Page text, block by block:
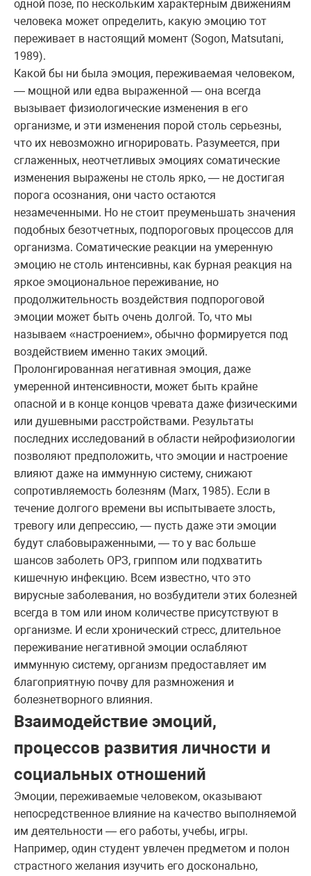
одной позе, по нескольким характерным движениям
человека может определить, какую эмоцию тот
переживает в настоящий момент (Sogon, Matsutani,
1989).
Какой бы ни была эмоция, переживаемая человеком,
— мощной или едва выраженной — она всегда
вызывает физиологические изменения в его
организме, и эти изменения порой столь серьезны,
что их невозможно игнорировать. Разумеется, при
сглаженных, неотчетливых эмоциях соматические
изменения выражены не столь ярко, — не достигая
порога осознания, они часто остаются
незамеченными. Но не стоит преуменьшать значения
подобных безотчетных, подпороговых процессов для
организма. Соматические реакции на умеренную
эмоцию не столь интенсивны, как бурная реакция на
яркое эмоциональное переживание, но
продолжительность воздействия подпороговой
эмоции может быть очень долгой. То, что мы
называем «настроением», обычно формируется под
воздействием именно таких эмоций.
Пролонгированная негативная эмоция, даже
умеренной интенсивности, может быть крайне
опасной и в конце концов чревата даже физическими
или душевными расстройствами. Результаты
последних исследований в области нейрофизиологии
позволяют предположить, что эмоции и настроение
влияют даже на иммунную систему, снижают
сопротивляемость болезням (Marx, 1985). Если в
течение долгого времени вы испытываете злость,
тревогу или депрессию, — пусть даже эти эмоции
будут слабовыраженными, — то у вас больше
шансов заболеть ОРЗ, гриппом или подхватить
кишечную инфекцию. Всем известно, что это
вирусные заболевания, но возбудители этих болезней
всегда в том или ином количестве присутствуют в
организме. И если хронический стресс, длительное
переживание негативной эмоции ослабляют
иммунную систему, организм предоставляет им
благоприятную почву для размножения и
болезнетворного влияния.
Взаимодействие эмоций,
процессов развития личности и
социальных отношений
Эмоции, переживаемые человеком, оказывают
непосредственное влияние на качество выполняемой
им деятельности — его работы, учебы, игры.
Например, один студент увлечен предметом и полон
страстного желания изучить его досконально,